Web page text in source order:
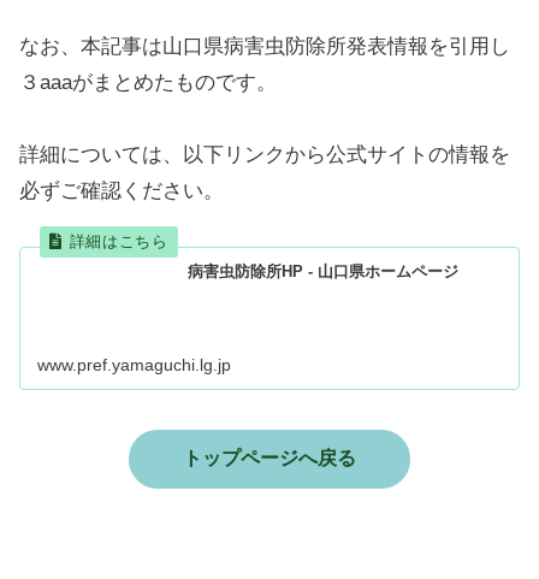
なお、本記事は山口県病害虫防除所発表情報を引用し
３aaaがまとめたものです。
詳細については、以下リンクから公式サイトの情報を
必ずご確認ください。
病害虫防除所HP - 山口県ホームページ
www.pref.yamaguchi.lg.jp
トップページへ戻る